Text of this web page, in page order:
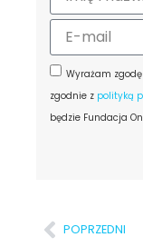
Wyrażam
zgodnie z polityką
będzie Fundacja
POPRZEDNI